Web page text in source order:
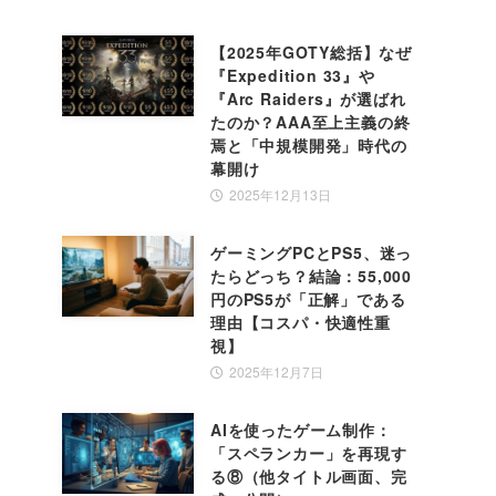
【2025年GOTY総括】なぜ
『Expedition 33』や
『Arc Raiders』が選ばれ
たのか？AAA至上主義の終
焉と「中規模開発」時代の
幕開け
2025年12月13日
ゲーミングPCとPS5、迷っ
たらどっち？結論：55,000
円のPS5が「正解」である
理由【コスパ・快適性重
視】
2025年12月7日
AIを使ったゲーム制作：
「スペランカー」を再現す
る⑧（他タイトル画面、完